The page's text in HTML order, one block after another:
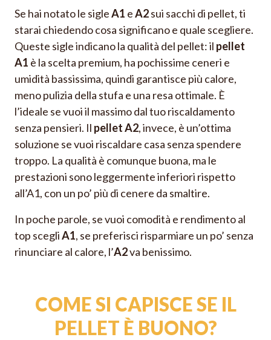
Se hai notato le sigleA1 eA2sui sacchi di pellet, ti
starai chiedendo cosa significano e quale scegliere.
Queste sigle indicano la qualità del pellet: il pellet
A1 è la scelta premium, ha pochissime ceneri e
umidità bassissima, quindi garantisce più calore,
meno pulizia della stufa e una resa ottimale. È
l’ideale se vuoi il massimo dal tuo riscaldamento
senza pensieri. Il pellet A2, invece, è un’ottima
soluzione se vuoi riscaldare casa senza spendere
troppo. La qualità è comunque buona, ma le
prestazioni sono leggermente inferiori rispetto
all’A1, con un po’ più di cenere da smaltire.
In poche parole, se vuoi comodità e rendimento al
top scegliA1, se preferisci risparmiare un po’ senza
rinunciare al calore, l’A2va benissimo.
COME SI CAPISCE SE IL
PELLET È BUONO?